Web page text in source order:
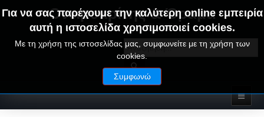
Ονειροκρίτης & Όραμα
ΟΝΕΙΡΑ ΕΡΜΗΝΕΙΕΣ - ΑΛΦΑΒΗΤΙΚΟΣ ΟΝΕΙΡΟΚΡΙΤΗΣ
Για να σας παρέχουμε την καλύτερη online εμπειρία
αυτή η ιστοσελίδα χρησιμοποιεί cookies.
Με τη χρήση της ιστοσελίδας μας, συμφωνείτε με τη χρήση των
cookies.
Συμφωνώ